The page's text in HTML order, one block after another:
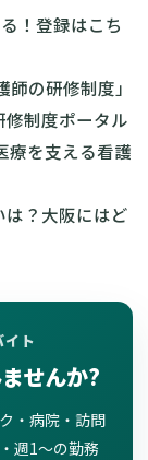
！ 登録はこち
の研修制度」
制度ポータル
療を支える看護
？大阪にはど
ト
せんか?
・病院・訪問
週1〜の勤務